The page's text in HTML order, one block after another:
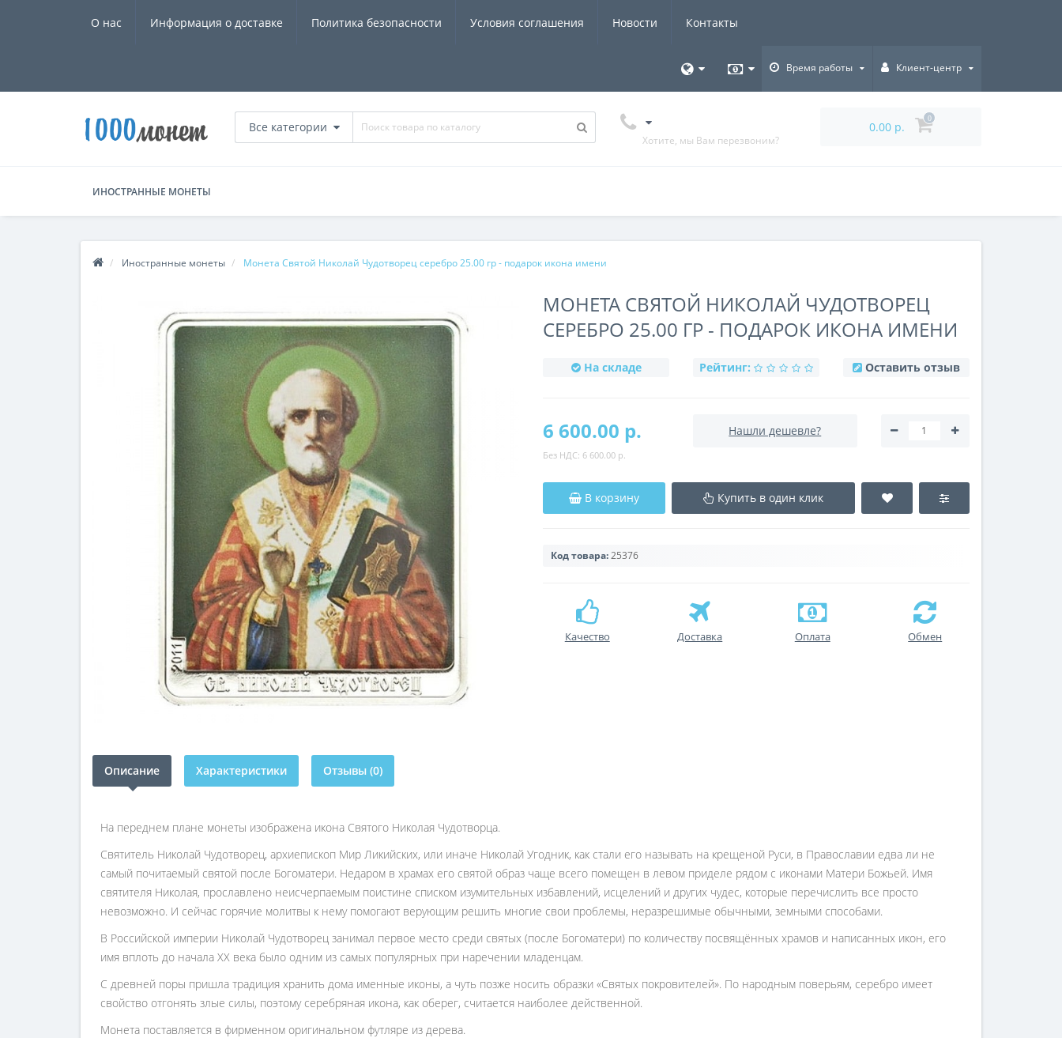
О нас Информация о доставке Политика безопасности Условия соглашения Новости Контакты
Время работы Клиент-центр
Все категории
Хотите, мы Вам перезвоним?
0.00 р.
0
ИНОСТРАННЫЕ МОНЕТЫ
Иностранные монеты Монета Святой Николай Чудотворец серебро 25.00 гр - подарок икона имени
МОНЕТА СВЯТОЙ НИКОЛАЙ ЧУДОТВОРЕЦ
СЕРЕБРО 25.00 ГР - ПОДАРОК ИКОНА ИМЕНИ
На складе Рейтинг: Оставить отзыв
6 600.00 р.
Без НДС: 6 600.00 р.
Нашли дешевле?
В корзину Купить в один клик
Код товара:25376
Качество Доставка Оплата Обмен
Описание Характеристики Отзывы (0)
На переднем плане монеты изображена икона Святого Николая Чудотворца.
Святитель Николай Чудотворец, архиепископ Мир Ликийских, или иначе Николай Угодник, как стали его называть на крещеной Руси, в Православии едва ли не
самый почитаемый святой после Богоматери. Недаром в храмах его святой образ чаще всего помещен в левом приделе рядом с иконами Матери Божьей. Имя
святителя Николая, прославлено неисчерпаемым поистине списком изумительных избавлений, исцелений и других чудес, которые перечислить все просто
невозможно. И сейчас горячие молитвы к нему помогают верующим решить многие свои проблемы, неразрешимые обычными, земными способами.
В Российской империи Николай Чудотворец занимал первое место среди святых (после Богоматери) по количеству посвящённых храмов и написанных икон, его
имя вплоть до начала XX века было одним из самых популярных при наречении младенцам.
С древней поры пришла традиция хранить дома именные иконы, а чуть позже носить образки «Святых покровителей». По народным поверьям, серебро имеет
свойство отгонять злые силы, поэтому серебряная икона, как оберег, считается наиболее действенной.
Монета поставляется в фирменном оригинальном футляре из дерева.